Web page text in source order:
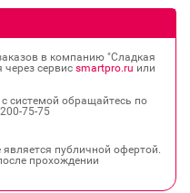
в компанию "Сладкая
сервис smartpro.ru или
системой обращайтесь по
публичной офертой.
прохождении